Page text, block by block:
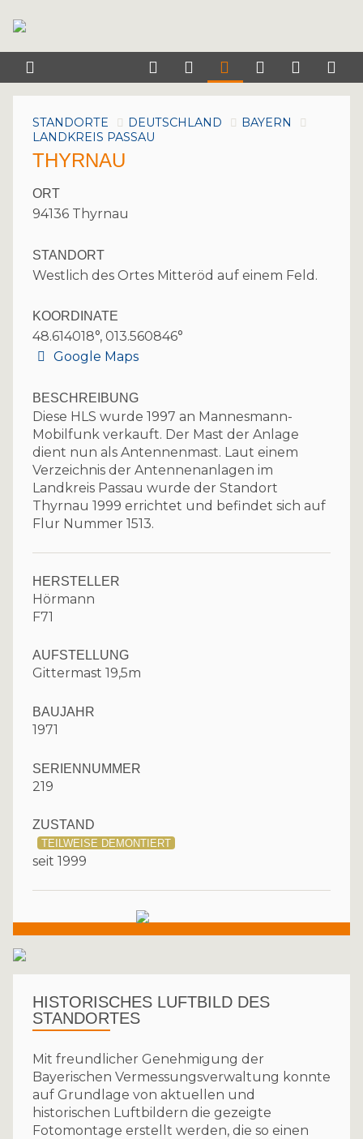
STANDORTE DEUTSCHLAND
BAYERN
LANDKREIS PASSAU
THYRNAU
ORT
94136 Thyrnau
STANDORT
Westlich des Ortes Mitteröd auf einem Feld.
KOORDINATE
48.614018°, 013.560846°
Google Maps
BESCHREIBUNG
Diese HLS wurde 1997 an Mannesmann-
Mobilfunk verkauft. Der Mast der Anlage
dient nun als Antennenmast. Laut einem
Verzeichnis der Antennenanlagen im
Landkreis Passau wurde der Standort
Thyrnau 1999 errichtet und befindet sich auf
Flur Nummer 1513.
HERSTELLER
Hörmann
F71
AUFSTELLUNG
Gittermast 19,5m
BAUJAHR
1971
SERIENNUMMER
219
ZUSTAND
TEILWEISE DEMONTIERT
seit 1999
HISTORISCHES LUFTBILD DES
STANDORTES
Mit freundlicher Genehmigung der
Bayerischen Vermessungsverwaltung konnte
auf Grundlage von aktuellen und
historischen Luftbildern die gezeigte
Fotomontage erstellt werden, die so einen